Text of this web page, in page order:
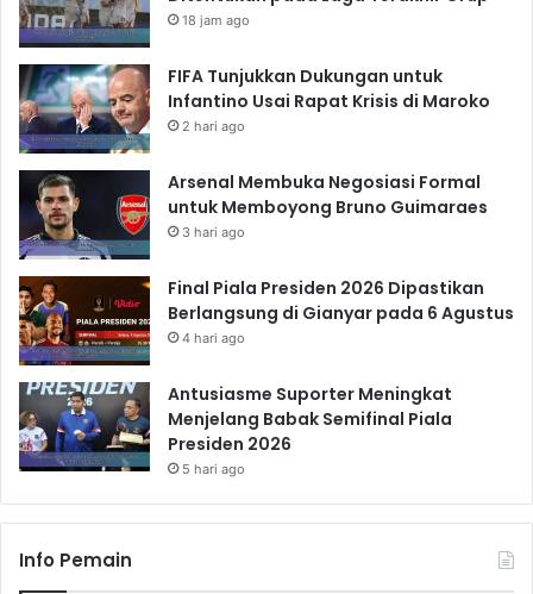
18 jam ago
FIFA Tunjukkan Dukungan untuk
Infantino Usai Rapat Krisis di Maroko
2 hari ago
Arsenal Membuka Negosiasi Formal
untuk Memboyong Bruno Guimaraes
3 hari ago
Final Piala Presiden 2026 Dipastikan
Berlangsung di Gianyar pada 6 Agustus
4 hari ago
Antusiasme Suporter Meningkat
Menjelang Babak Semifinal Piala
Presiden 2026
5 hari ago
Info Pemain